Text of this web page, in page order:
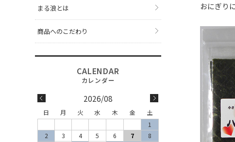
おにぎり
まる浪とは
商品へのこだわり
2026/08
日 月 火 水 木 金
土
1
2
3 4 5 6 7
8